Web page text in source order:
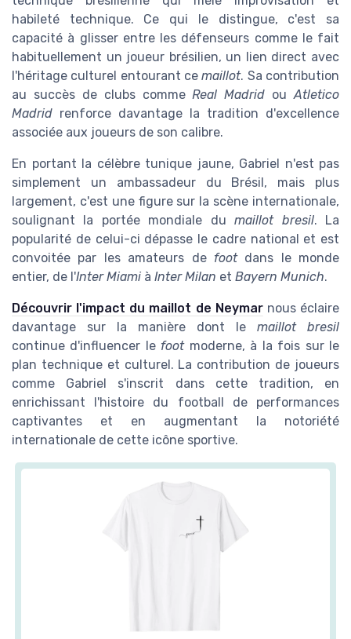
habileté technique. Ce qui le distingue, c'est sa
capacité à glisser entre les défenseurs comme le fait
habituellement un joueur brésilien, un lien direct avec
l'héritage culturel entourant cemaillot. Sa contribution
au succès de clubs commeReal Madrid ouAtletico
Madrid renforce davantage la tradition d'excellence
associée aux joueurs de son calibre.
En portant la célèbre tunique jaune, Gabriel n'est pas
simplement un ambassadeur du Brésil, mais plus
largement, c'est une figure sur la scène internationale,
soulignant la portée mondiale dumaillot bresil. La
popularité de celui-ci dépasse le cadre national et est
convoitée par les amateurs de footdans le monde
entier, de l'Inter Miami à Inter Milan et Bayern Munich.
Découvrir l'impact du maillot de Neymarnous éclaire
davantage sur la manière dont le maillot bresil
continue d'influencer le footmoderne, à la fois sur le
plan technique et culturel. La contribution de joueurs
comme Gabriel s'inscrit dans cette tradition, en
enrichissant l'histoire du football de performances
captivantes et en augmentant la notoriété
internationale de cette icône sportive.